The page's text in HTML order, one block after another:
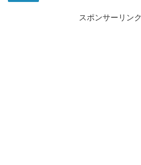
スポンサーリンク